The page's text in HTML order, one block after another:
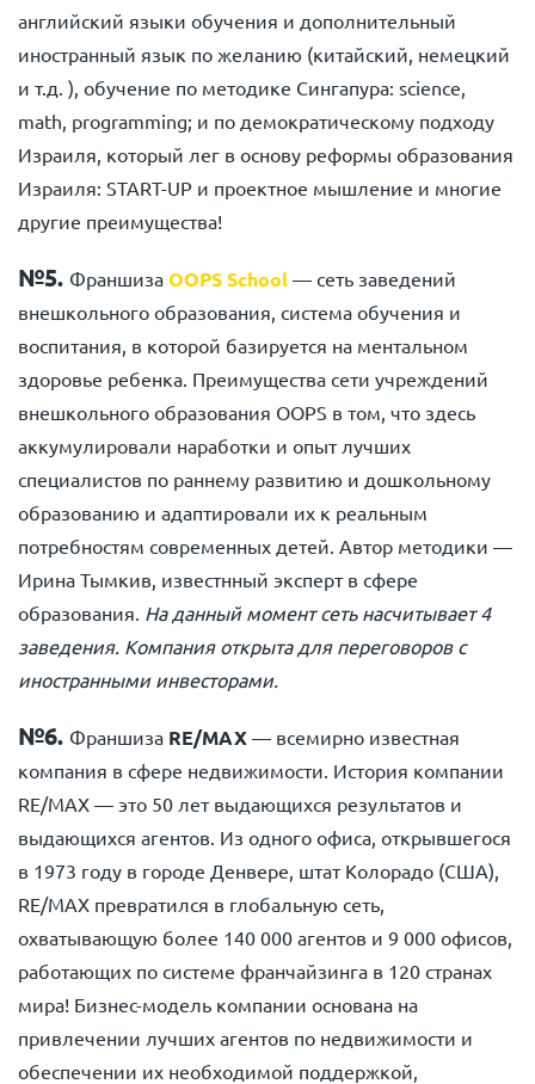
английский языки обучения и дополнительный
иностранный язык по желанию (китайский, немецкий
и т.д. ), обучение по методике Сингапура: science,
math, programming; и по демократическому подходу
Израиля, который лег в основу реформы образования
Израиля: START-UP и проектное мышление и многие
другие преимущества!
№5. Франшиза OOPS School — сеть заведений
внешкольного образования, система обучения и
воспитания, в которой базируется на ментальном
здоровье ребенка. Преимущества сети учреждений
внешкольного образования OOPS в том, что здесь
аккумулировали наработки и опыт лучших
специалистов по раннему развитию и дошкольному
образованию и адаптировали их к реальным
потребностям современных детей. Автор методики —
Ирина Тымкив, известнный эксперт в сфере
образования. На данный момент сеть насчитывает 4
заведения. Компания открыта для переговоров с
иностранными инвесторами.
№6. Франшиза RE/MAX — всемирно известная
компания в сфере недвижимости. История компании
RE/MAX — это 50 лет выдающихся результатов и
выдающихся агентов. Из одного офиса, открывшегося
в 1973 году в городе Денвере, штат Колорадо (США),
RE/MAX превратился в глобальную сеть,
охватывающую более 140 000 агентов и 9 000 офисов,
работающих по системе франчайзинга в 120 странах
мира! Бизнес-модель компании основана на
привлечении лучших агентов по недвижимости и
обеспечении их необходимой поддержкой,